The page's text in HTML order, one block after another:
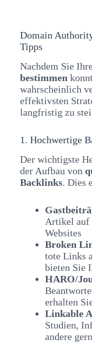
Domain
Tipps
Nachdem Sie
bestimmen
wahrscheinlich
effektivsten
langfristig zu
1. Hochwertige
Der wichtigste
der Aufbau von
Backlinks. Dies
Artikel auf
Websites
Broken
tote Links
bieten Sie
HARO/
erhalten
Linkable
Studien,
andere